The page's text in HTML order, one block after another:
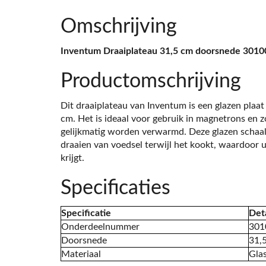
Omschrijving
Inventum Draaiplateau 31,5 cm doorsnede
Productomschrijving
Dit draaiplateau van Inventum is een glazen
cm. Het is ideaal voor gebruik in magnetrons en
gelijkmatig worden verwarmd. Deze glazen
draaien van voedsel terwijl het kookt, waardoor
krijgt.
Specificaties
Specificatie
Onderdeelnummer
Doorsnede
Materiaal